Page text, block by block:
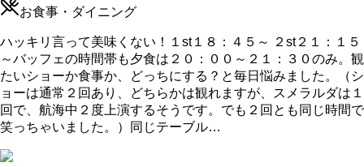
お食事・ダイニング
ハッキリ言って美味くない！１st１８：４５～ ２st２１：１５
～バッフェの時間帯も夕食は２０：００～２１：３０のみ。観
たいショーか食事か、どっちにする？と毎日悩みました。（シ
ョーは通常２回あり、どちらかは観れますが、スメラルダは１
回で、航海中２度上演するそうです。でも２回とも同じ時間で
笑っちゃいました。）同じテーブル…